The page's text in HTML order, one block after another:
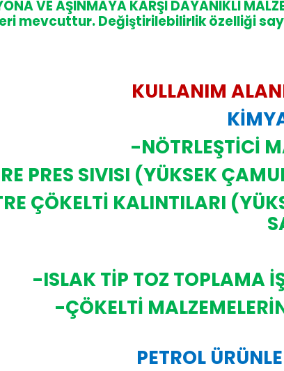
VE AŞINMAYA KARŞI DAYANIKLI
mevcuttur. Değiştirilebilirlik özelliği
KULLANIM
-NÖTRLEŞTİCİ
PRES SIVISI (YÜKSEK
ÇÖKELTİ KALINTILARI
-ISLAK TİP TOZ TOPLAMA
-ÇÖKELTİ
PETROL